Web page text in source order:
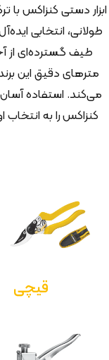
ابزار دستی کنزاکس با
طولانی، انتخابی
طیف گسترده‌ای از
مترهای دقیق این
می‌کند. استفاده
کنزاکس را به
قیچی